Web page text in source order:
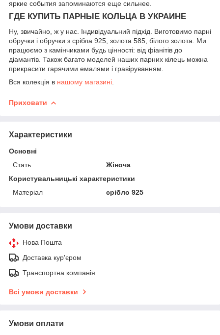
яркие события запоминаются еще сильнее.
ГДЕ КУПИТЬ ПАРНЫЕ КОЛЬЦА В УКРАИНЕ
Ну, звичайно, ж у нас. Індивідуальний підхід. Виготовимо парні
обручки і обручки з срібла 925, золота 585, білого золота. Ми
працюємо з камінчиками будь цінності: від фіанітів до
діамантів. Також багато моделей наших парних кілець можна
прикрасити гарячими емалями і гравіруванням.
Вся колекція в нашому магазині
Приховати
Характеристики
Основні
Стать
Жіноча
Користувальницькі характеристики
Матеріал
срібло 925
Умови доставки
Нова Пошта
Доставка кур'єром
Транспортна компанія
Всі умови доставки
Умови оплати